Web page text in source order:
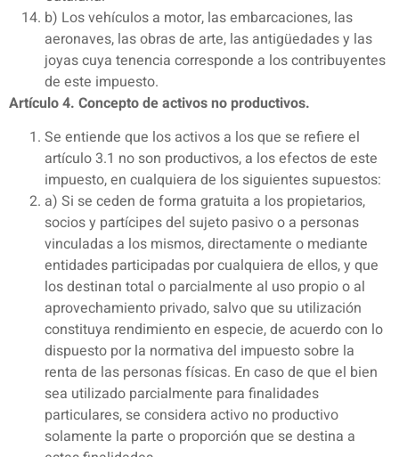
b) Los vehículos a motor, las embarcaciones, las
aeronaves, las obras de arte, las antigüedades y las
joyas cuya tenencia corresponde a los contribuyentes
de este impuesto.
Artículo 4. Concepto de activos no productivos.
Se entiende que los activos a los que se refiere el
artículo 3.1 no son productivos, a los efectos de este
impuesto, en cualquiera de los siguientes supuestos:
a) Si se ceden de forma gratuita a los propietarios,
socios y partícipes del sujeto pasivo o a personas
vinculadas a los mismos, directamente o mediante
entidades participadas por cualquiera de ellos, y que
los destinan total o parcialmente al uso propio o al
aprovechamiento privado, salvo que su utilización
constituya rendimiento en especie, de acuerdo con lo
dispuesto por la normativa del impuesto sobre la
renta de las personas físicas. En caso de que el bien
sea utilizado parcialmente para finalidades
particulares, se considera activo no productivo
solamente la parte o proporción que se destina a